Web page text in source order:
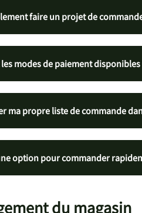
faire un projet de
modes de paiement disponibles
ma propre liste de commande
option pour commander
du magasin